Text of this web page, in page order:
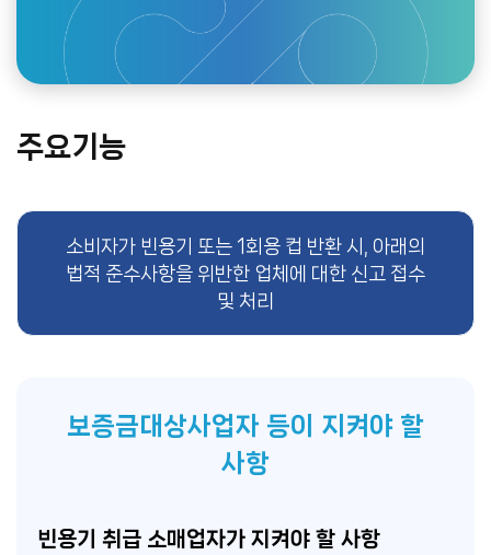
금
환
신
센
주요기능
소비자가 빈용기 또는 1회용 컵 반환 시, 아래의
법적 준수사항을 위반한 업체에 대한 신고 접수
및 처리
보증금대상사업자 등이 지켜야 할
사항
빈용기 취급 소매업자가 지켜야 할 사항